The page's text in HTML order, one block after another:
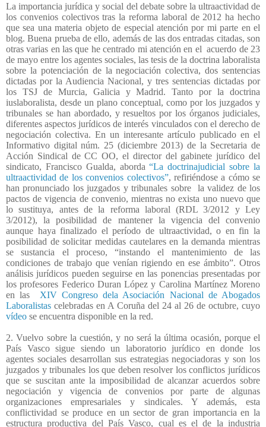
La importancia jurídica y social del debate sobre la ultraactividad de
los convenios colectivos tras la reforma laboral de 2012 ha hecho
que sea una materia objeto de especial atención por mi parte en el
blog. Buena prueba de ello, además de las dos entradas citadas, son
otras varias en las que he centrado mi atención en el acuerdo de 23
de mayo entre los agentes sociales, las tesis de la doctrina laboralista
sobre la potenciación de la negociación colectiva, dos sentencias
dictadas por la Audiencia Nacional, y tres sentencias dictadas por
los TSJ de Murcia, Galicia y Madrid. Tanto por la doctrina
iuslaboralista, desde un plano conceptual, como por los juzgados y
tribunales se han abordado, y resueltos por los órganos judiciales,
diferentes aspectos jurídicos de interés vinculados con el derecho de
negociación colectiva. En un interesante artículo publicado en el
Informativo digital núm. 25 (diciembre 2013) de la Secretaria de
Acción Sindical de CC OO, el director del gabinete jurídico del
sindicato, Francisco Gualda, aborda“La doctrinajudicial sobre la
ultraactividad de los convenios colectivos”, refiriéndose a cómo se
han pronunciado los juzgados y tribunales sobre
la validez de los
pactos de vigencia de convenio, mientras no exista uno nuevo que
lo sustituya, antes de la reforma laboral (RDL 3/2012 y Ley
3/2012), la posibilidad de mantener la vigencia del convenio
aunque haya finalizado el período de ultraactividad, o en fin la
posibilidad de solicitar medidas cautelares en la demanda mientras
se sustancia el proceso, “instando el mantenimiento de las
condiciones de trabajo que venían rigiendo en ese ámbito”. Otros
análisis jurídicos pueden seguirse en las ponencias presentadas por
los profesores Federico Duran López y Carolina Martínez Moreno
en las
XIV Congreso dela Asociación Nacional de Abogados
Laboralistas celebradas en A Coruña del 24 al 26 de octubre, cuyo
vídeo se encuentra disponible en la red.
2. Vuelvo sobre la cuestión, y no será la última ocasión, porque el
País Vasco sigue siendo un laboratorio jurídico en donde los
agentes sociales desarrollan sus estrategias negociadoras y son los
juzgados y tribunales los que deben resolver los conflictos jurídicos
que se suscitan ante la imposibilidad de alcanzar acuerdos sobre
negociación y vigencia de convenios por parte de algunas
organizaciones empresariales y sindicales. Y además, esta
conflictividad se produce en un sector de gran importancia en la
estructura productiva del País Vasco, cual es el de la industria